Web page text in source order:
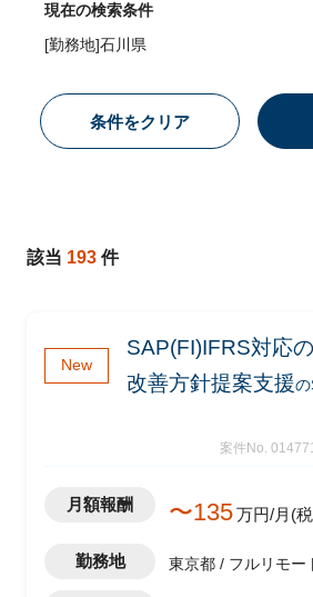
現在の検索条件
[勤務地]石川県
条件をクリア
該当 193 件
New
SAP(FI)IFRS対応
改善方針提案支援
案件No.
月額報酬 〜135万円/月(
勤務地 東京都 / フルリモー